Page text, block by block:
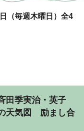
（毎週木曜日）全4
田季実治・英子
天気図 励まし合